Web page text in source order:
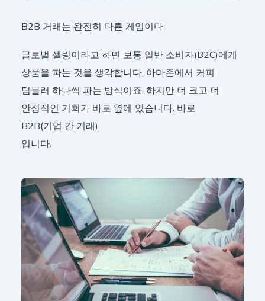
B2B 거래는 완전히 다른 게임이다
글로벌 셀링이라고 하면 보통 일반 소비자(B2C)에게
상품을 파는 것을 생각합니다. 아마존에서 커피
텀블러 하나씩 파는 방식이죠. 하지만 더 크고 더
안정적인 기회가 바로 옆에 있습니다. 바로
B2B(기업 간 거래)
입니다.